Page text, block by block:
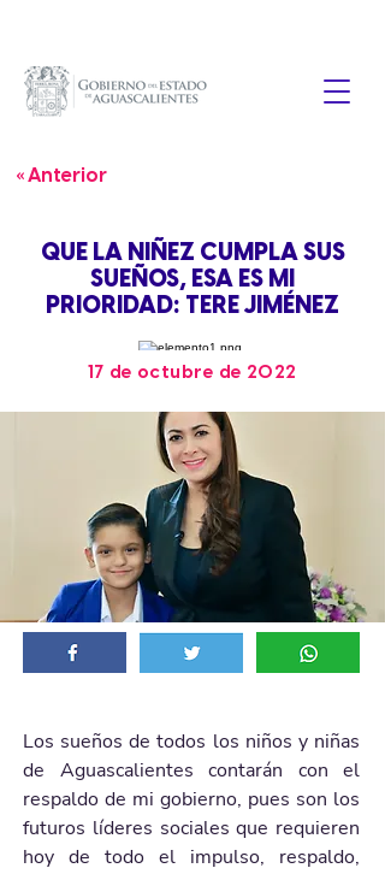
« Anterior
QUE LA NIÑEZ CUMPLA SUS
SUEÑOS, ESA ES MI
PRIORIDAD: TERE JIMÉNEZ
17 de octubre de 2022
Los sueños de todos los niños y niñas
de Aguascalientes contarán con el
respaldo de mi gobierno, pues son los
futuros líderes sociales que requieren
hoy de todo el impulso, respaldo,